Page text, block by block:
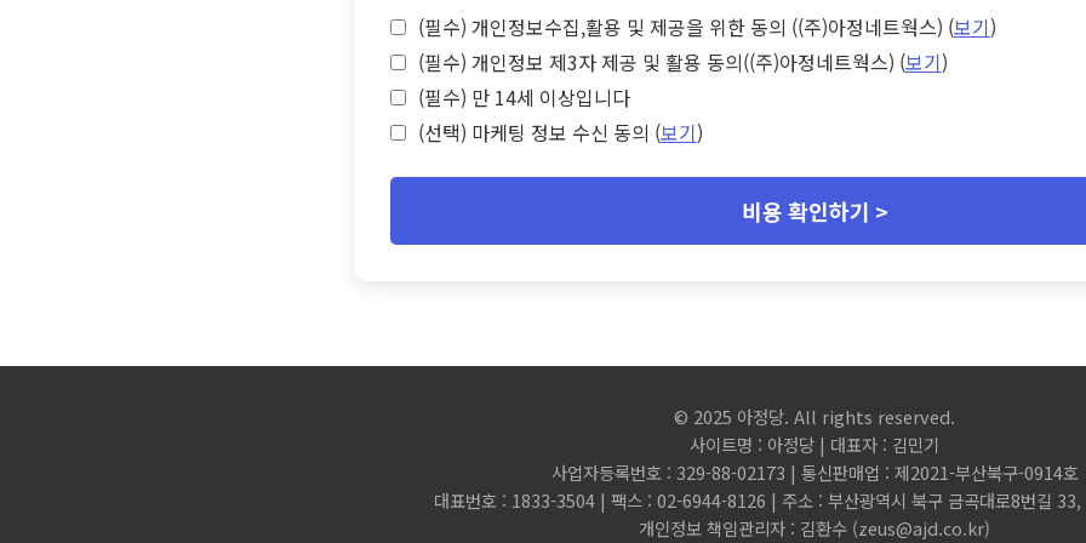
(필수) 개인정보수집,활용 및 제공을 위한 동의 ((주)아정네트웍스) (보기)
(필수) 개인정보 제3자 제공 및 활용 동의((주)아정네트웍스) (보기)
(필수) 만 14세 이상입니다
(선택) 마케팅 정보 수신 동의 (보기)
비용 확인하기 >
© 2025 아정당. All rights reserved.
사이트명 : 아정당 | 대표자 : 김민기
사업자등록번호 : 329-88-02173 | 통신판매업 : 제2021-부산북구-0914호
대표번호 : 1833-3504 | 팩스 : 02-6944-8126 | 주소 : 부산광역시 북구 금곡대로8번길 33,
개인정보 책임관리자 : 김환수 (zeus@ajd.co.kr)